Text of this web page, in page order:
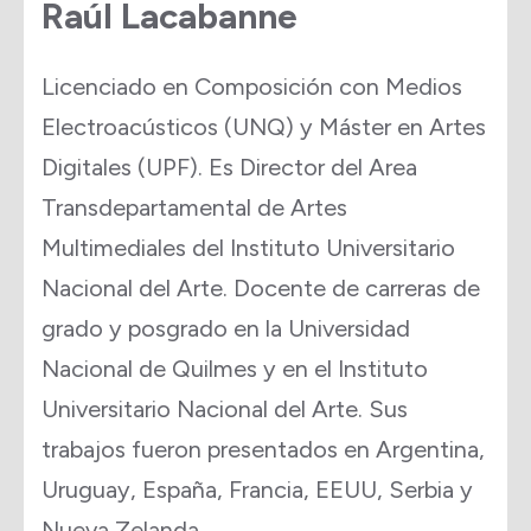
Raúl Lacabanne
Licenciado en Composición con Medios
Electroacústicos (UNQ) y Máster en Artes
Digitales (UPF). Es Director del Area
Transdepartamental de Artes
Multimediales del Instituto Universitario
Nacional del Arte. Docente de carreras de
grado y posgrado en la Universidad
Nacional de Quilmes y en el Instituto
Universitario Nacional del Arte. Sus
trabajos fueron presentados en Argentina,
Uruguay, España, Francia, EEUU, Serbia y